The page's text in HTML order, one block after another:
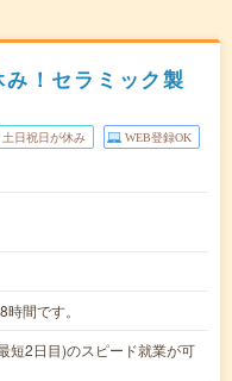
！セラミック製
土日祝日が休み WEB登録OK
間です。
短2日目)のスピード就業が可